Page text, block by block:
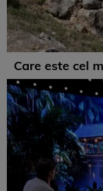
Care este cel